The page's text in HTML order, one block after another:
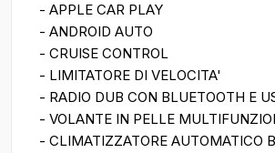
- APPLE CAR PLAY
- ANDROID AUTO
- CRUISE CONTROL
- LIMITATORE DI VELOCITA'
- RADIO DUB CON BLUETOOTH E
- VOLANTE IN PELLE
- CLIMATIZZATORE AUTOMATICO